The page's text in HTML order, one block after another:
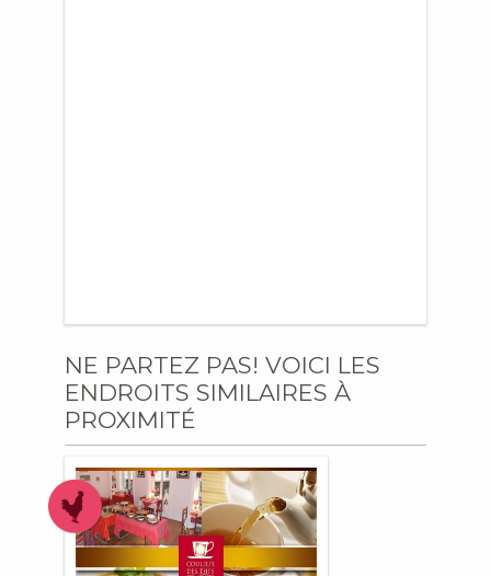
NE PARTEZ PAS! VOICI LES
ENDROITS SIMILAIRES À
PROXIMITÉ